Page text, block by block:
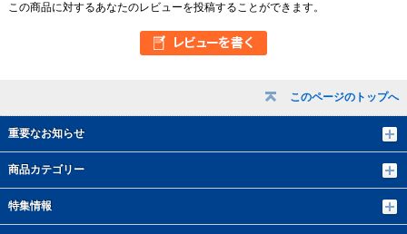
このページのトップへ
重要なお知らせ
商品カテゴリー
特集情報
この商品に対するあなたのレビューを投稿することができます。